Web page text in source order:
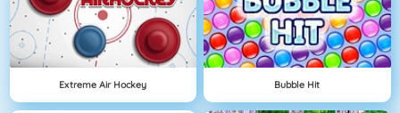
Extreme Air Hockey Bubble Hit